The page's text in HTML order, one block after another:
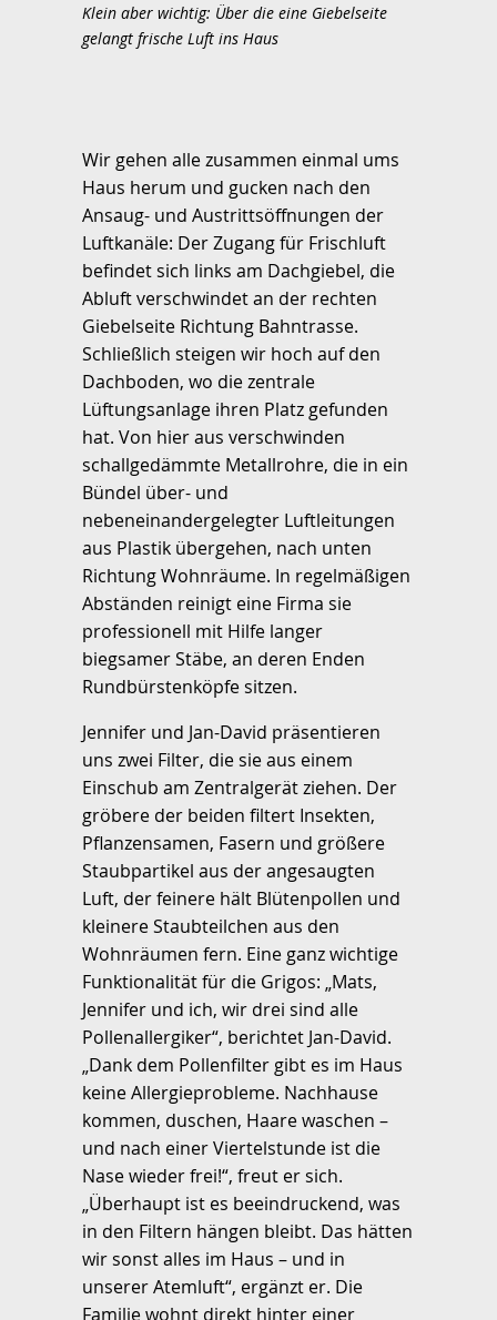
Klein aber wichtig: Über die eine Giebelseite
gelangt frische Luft ins Haus
Wir gehen alle zusammen einmal ums
Haus herum und gucken nach den
Ansaug- und Austrittsöffnungen der
Luftkanäle: Der Zugang für Frischluft
befindet sich links am Dachgiebel, die
Abluft verschwindet an der rechten
Giebelseite Richtung Bahntrasse.
Schließlich steigen wir hoch auf den
Dachboden, wo die zentrale
Lüftungsanlage ihren Platz gefunden
hat. Von hier aus verschwinden
schallgedämmte Metallrohre, die in ein
Bündel über- und
nebeneinandergelegter Luftleitungen
aus Plastik übergehen, nach unten
Richtung Wohnräume. In regelmäßigen
Abständen reinigt eine Firma sie
professionell mit Hilfe langer
biegsamer Stäbe, an deren Enden
Rundbürstenköpfe sitzen.
Jennifer und Jan-David präsentieren
uns zwei Filter, die sie aus einem
Einschub am Zentralgerät ziehen. Der
gröbere der beiden filtert Insekten,
Pflanzensamen, Fasern und größere
Staubpartikel aus der angesaugten
Luft, der feinere hält Blütenpollen und
kleinere Staubteilchen aus den
Wohnräumen fern. Eine ganz wichtige
Funktionalität für die Grigos: „Mats,
Jennifer und ich, wir drei sind alle
Pollenallergiker“, berichtet Jan-David.
„Dank dem Pollenfilter gibt es im Haus
keine Allergieprobleme. Nachhause
kommen, duschen, Haare waschen –
und nach einer Viertelstunde ist die
Nase wieder frei!“, freut er sich.
„Überhaupt ist es beeindruckend, was
in den Filtern hängen bleibt. Das hätten
wir sonst alles im Haus – und in
unserer Atemluft“, ergänzt er. Die
Familie wohnt direkt hinter einer